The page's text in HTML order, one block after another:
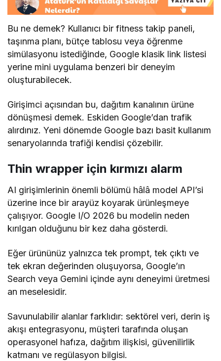
Bu ne demek? Kullanıcı bir fitness takip paneli,
taşınma planı, bütçe tablosu veya öğrenme
simülasyonu istediğinde, Google klasik link listesi
yerine mini uygulama benzeri bir deneyim
oluşturabilecek.
Girişimci açısından bu, dağıtım kanalının ürüne
dönüşmesi demek. Eskiden Google’dan trafik
alırdınız. Yeni dönemde Google bazı basit kullanım
senaryolarında trafiği kendisi çözebilir.
Thin wrapper için kırmızı alarm
AI girişimlerinin önemli bölümü hâlâ model API’si
üzerine ince bir arayüz koyarak ürünleşmeye
çalışıyor. Google I/O 2026 bu modelin neden
kırılgan olduğunu bir kez daha gösterdi.
Eğer ürününüz yalnızca tek prompt, tek çıktı ve
tek ekran değerinden oluşuyorsa, Google’ın
Search veya Gemini içinde aynı deneyimi üretmesi
an meselesidir.
Savunulabilir alanlar farklıdır: sektörel veri, derin iş
akışı entegrasyonu, müşteri tarafında oluşan
operasyonel hafıza, dağıtım ilişkisi, güvenilirlik
katmanı ve regülasyon bilgisi.